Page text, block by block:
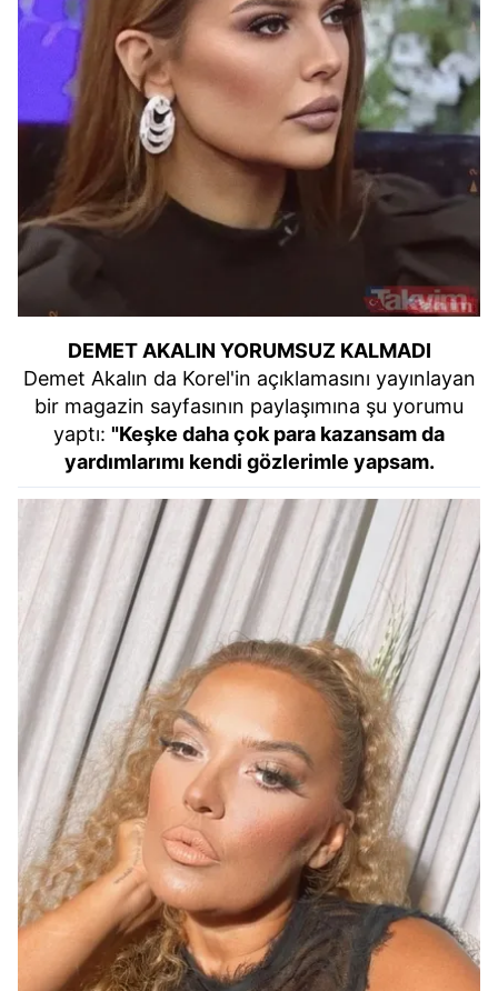
DEMET AKALIN YORUMSUZ KALMADI
Demet Akalın da Korel'in açıklamasını yayınlayan
bir magazin sayfasının paylaşımına şu yorumu
yaptı: "Keşke daha çok para kazansam da
yardımlarımı kendi gözlerimle yapsam.